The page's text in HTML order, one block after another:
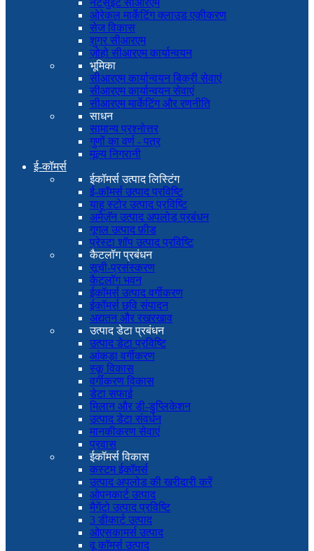
नेटसुइट सीआरएम
ओरेकल मार्केटिंग क्लाउड एकीकरण
सेज विकास
शुगर सीआरएम
ज़ोहो सीआरएम कार्यान्वयन
भूमिका
सीआरएम कार्यान्वयन बिक्री सेवाएं
सीआरएम कार्यान्वयन सेवाएं
सीआरएम मार्केटिंग और रणनीति
साधन
सामान्य प्रश्नोत्तर
गुणों का वर्ण - पत्र
मूल्य निगरानी
ई-कॉमर्स
ईकॉमर्स उत्पाद लिस्टिंग
ई-कॉमर्स उत्पाद प्रविष्टि
याहू स्टोर उत्पाद प्रविष्टि
अमेज़ॅन उत्पाद अपलोड प्रबंधन
गूगल उत्पाद फ़ीड
प्रेस्टा शॉप उत्पाद प्रविष्टि
कैटलॉग प्रबंधन
सूची-प्रसंस्करण
कैटलॉग भवन
ईकॉमर्स उत्पाद वर्गीकरण
ईकॉमर्स छवि संपादन
अद्यतन और रखरखाव
उत्पाद डेटा प्रबंधन
उत्पाद डेटा प्रविष्टि
आंकड़ा वर्गीकरण
स्कू विकास
वर्गीकरण विकास
डेटा सफाई
मिलान और डी-डुप्लिकेशन
उत्पाद डेटा संवर्धन
मानकीकरण सेवाएं
प्रवास
ईकॉमर्स विकास
कस्टम ईकॉमर्स
उत्पाद अपलोड की खरीदारी करें
ओपनकार्ट उत्पाद
मैगेंटो उत्पाद प्रविष्टि
3 डीकार्ट उत्पाद
ओएसकामर्स उत्पाद
वू कॉमर्स उत्पाद